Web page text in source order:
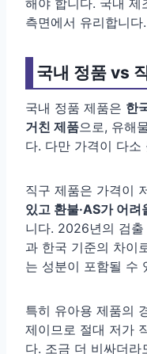
측면에서 유리합니다.
국내 정품 vs
국내 정품 제품은 한
거친 제품으로, 유해
다. 다만 가격이 다
직구 제품은 가격이
있고 환불·AS가 어려
니다. 2026년의 검
과 한국 기준의 차이
는 성분이 포함될 수
특히 유아용 제품의
제이므로 절대 저가
다. 조금 더 비싸더라